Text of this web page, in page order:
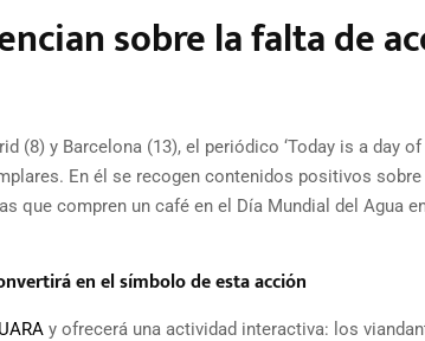
sobre la falta de
(8) y Barcelona (13), el periódico ‘Today is a day of
En él se recogen contenidos positivos
que compren un café en el Día Mundial del Agua
en el símbolo de esta acción
y ofrecerá una actividad interactiva: los